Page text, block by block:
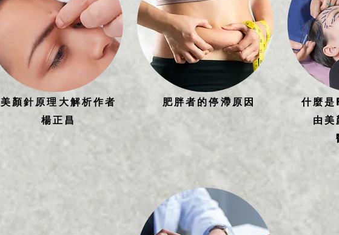
美顏針原理大解析作者
楊正昌
肥胖者的停滯原因
什麼
由美